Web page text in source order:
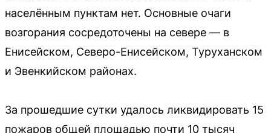
населённым пунктам нет. Основные очаги
возгорания сосредоточены на севере — в
Енисейском, Северо-Енисейском, Туруханском
и Эвенкийском районах.
За прошедшие сутки удалось ликвидировать 15
пожаров общей площадью почти 10 тысяч